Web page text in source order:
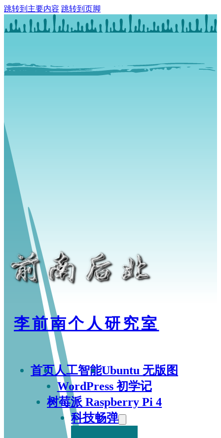
跳转到主要内容 跳转到页脚
李前南个人研究室
首页人工智能Ubuntu 无版图
WordPress 初学记
树莓派 Raspberry Pi 4
科技畅弹